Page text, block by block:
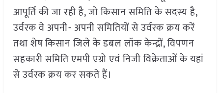
आपूर्ति की जा रही है, जो किसान समिति के सदस्य है,
उर्वरक वे अपनी- अपनी समितियों से उर्वरक क्रय करें
तथा शेष किसान जिले के डबल लॉक केन्द्रों, विपणन
सहकारी समिति एमपी एग्रो एवं निजी विक्रेताओं के यहां
से उर्वरक क्रय कर सकते हैं।